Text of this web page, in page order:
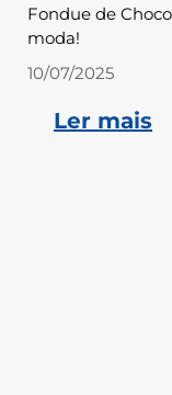
Fondue de
moda!
10/07/2025
Ler mais